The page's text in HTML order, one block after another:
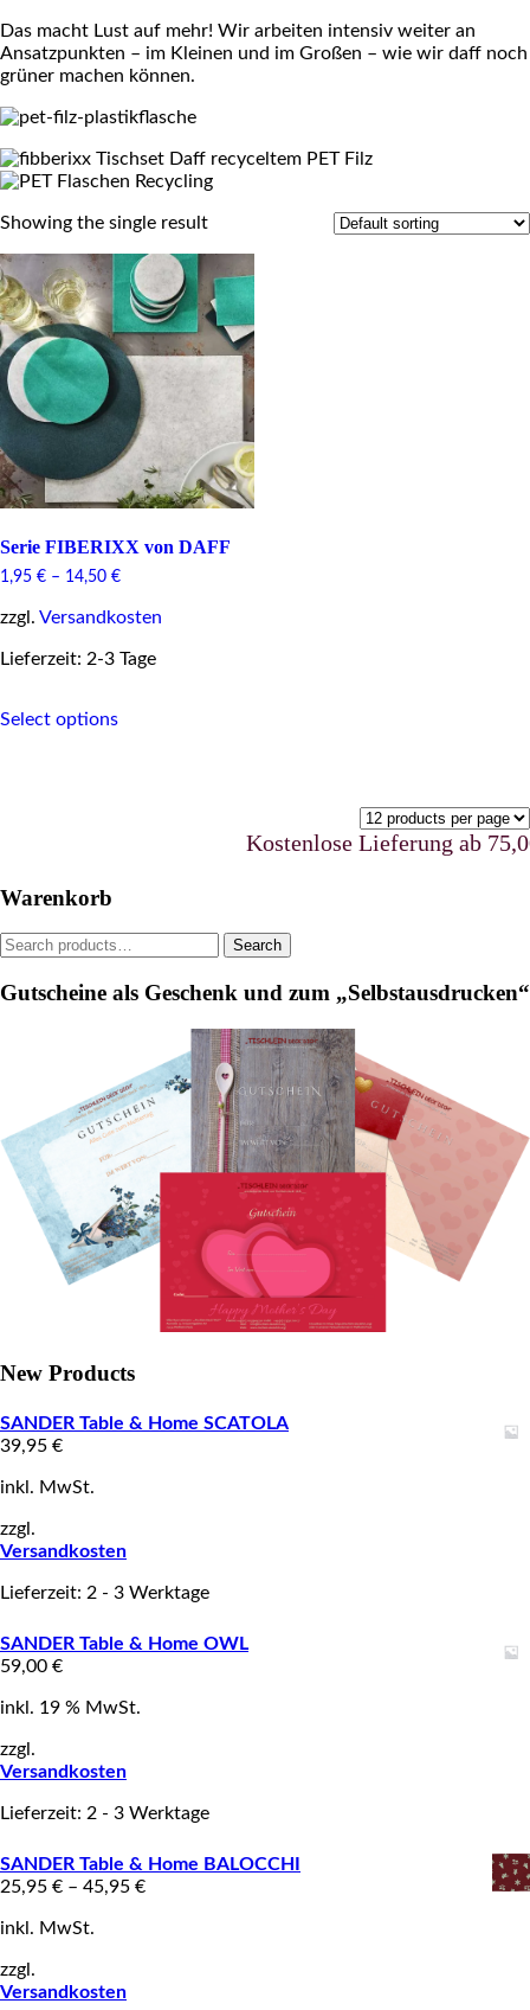
Das macht Lust auf mehr! Wir arbeiten intensiv weiter an
Ansatzpunkten – im Kleinen und im Großen – wie wir daff noch
grüner machen können.
Showing the single result
Serie FIBERIXX von DAFF
1,95 € – 14,50 €
zzgl. Versandkosten
Lieferzeit: 2-3 Tage
Select optionsproduct
the
page
Kostenlose Lieferung ab
Warenkorb
Search
Search
Gutscheine als Geschenk und zum „Selbstausdrucken“
New Products
SANDER Table & Home SCATOLA
39,95 €
inkl. MwSt.
zzgl.
Versandkosten
Lieferzeit: 2 - 3 Werktage
SANDER Table & Home OWL
59,00 €
inkl. 19 % MwSt.
zzgl.
Versandkosten
Lieferzeit: 2 - 3 Werktage
SANDER Table & Home BALOCCHI
25,95 € – 45,95 €
inkl. MwSt.
zzgl.
Versandkosten